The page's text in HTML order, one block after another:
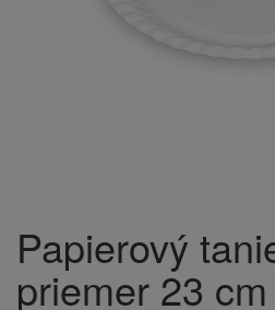
Papierový
priemer 23